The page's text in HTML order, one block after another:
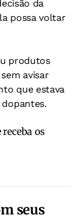
da
possa voltar
produtos
avisar
que estava
os
seus